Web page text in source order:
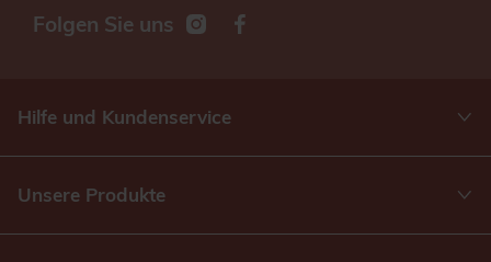
Folgen Sie uns
Hilfe und Kundenservice
Unsere Produkte